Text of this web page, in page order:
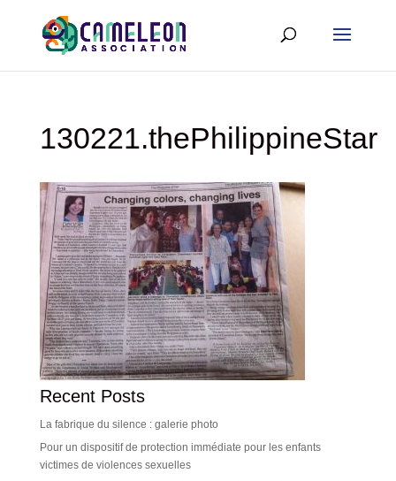
130221.thePhilippineStar
Recent Posts
La fabrique du silence : galerie photo
Pour un dispositif de protection immédiate pour les enfants
victimes de violences sexuelles